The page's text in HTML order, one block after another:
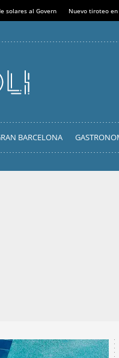
solares al Govern Nuevo tiroteo en
BARCELONA